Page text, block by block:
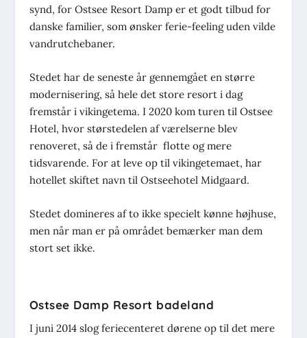
synd, for Ostsee Resort Damp er et godt tilbud for
danske familier, som ønsker ferie-feeling uden vilde
vandrutchebaner.
Stedet har de seneste år gennemgået en større
modernisering, så hele det store resort i dag
fremstår i vikingetema. I 2020 kom turen til Ostsee
Hotel, hvor størstedelen af værelserne blev
renoveret, så de i fremstår flotte og mere
tidsvarende. For at leve op til vikingetemaet, har
hotellet skiftet navn til Ostseehotel Midgaard.
Stedet domineres af to ikke specielt kønne højhuse,
men når man er på området bemærker man dem
stort set ikke.
Ostsee Damp Resort badeland
I juni 2014 slog feriecenteret dørene op til det mere